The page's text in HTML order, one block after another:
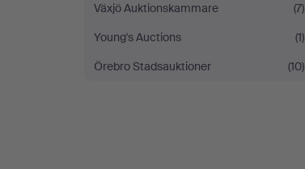
Växjö Auktionskammare
(7)
Young's Auctions
(1)
Örebro Stadsauktioner
(10)